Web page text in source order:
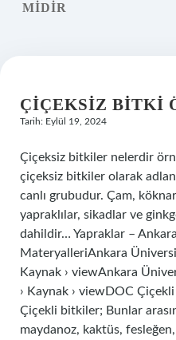
MIDIR
ÇIÇEKSIZ BITKI
Tarih: Eylül 19, 2024
Çiçeksiz bitkiler nelerdir
çiçeksiz bitkiler olarak
canlı grubudur. Çam,
yapraklılar, sikadlar ve
dahildir… Yapraklar –
MateryalleriAnkara
Kaynak › viewAnkara
› Kaynak › viewDOC
Çiçekli bitkiler; Bunlar
maydanoz, kaktüs,